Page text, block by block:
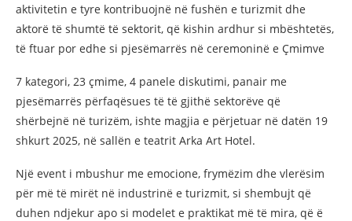
aktivitetin e tyre kontribuojnë në fushën e turizmit dhe
aktorë të shumtë të sektorit, që kishin ardhur si mbështetës,
të ftuar por edhe si pjesëmarrës në ceremoninë e Çmimve
7 kategori, 23 çmime, 4 panele diskutimi, panair me
pjesëmarrës përfaqësues të të gjithë sektorëve që
shërbejnë në turizëm, ishte magjia e përjetuar në datën 19
shkurt 2025, në sallën e teatrit Arka Art Hotel.
Një event i mbushur me emocione, frymëzim dhe vlerësim
për më të mirët në industrinë e turizmit, si shembujt që
duhen ndjekur apo si modelet e praktikat më të mira, që ë